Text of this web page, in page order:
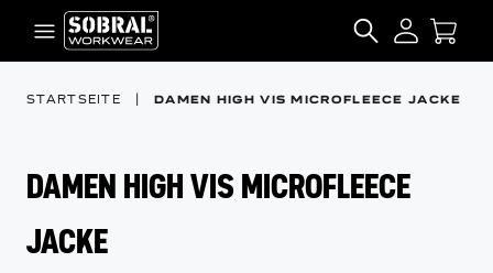
Zum Inhalt springen
SEARCH
STARTSEITE DAMEN HIGH VIS MICROFLEECE JACKE
DAMEN HIGH VIS MICROFLEECE
JACKE